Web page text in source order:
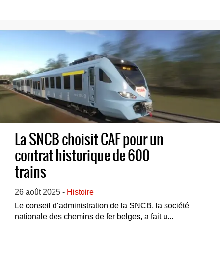
La SNCB choisit CAF pour un
contrat historique de 600
trains
26 août 2025 - Histoire
Le conseil d’administration de la SNCB, la société
nationale des chemins de fer belges, a fait u...